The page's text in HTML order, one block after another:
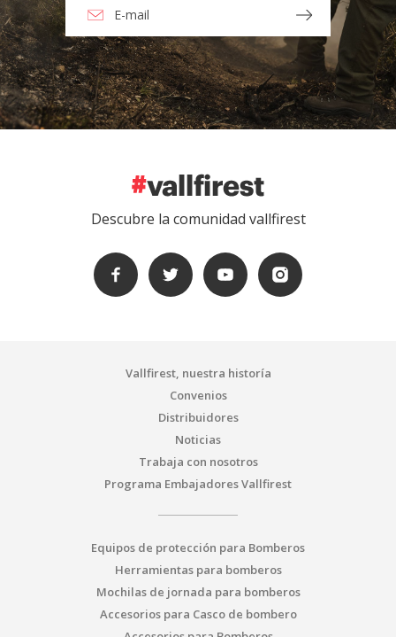
Descubre la comunidad vallfirest
Vallfirest, nuestra historía
Convenios
Distribuidores
Noticias
Trabaja con nosotros
Programa Embajadores Vallfirest
Equipos de protección para Bomberos
Herramientas para bomberos
Mochilas de jornada para bomberos
Accesorios para Casco de bombero